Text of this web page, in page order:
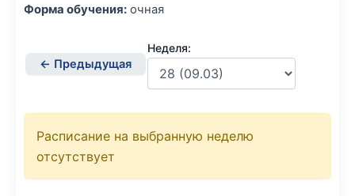
Форма обучения: очная
← Предыдущая
Неделя:
Расписание на выбранную неделю
отсутствует